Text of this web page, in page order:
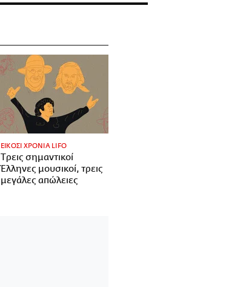
ΕΙΚΟΣΙ ΧΡΟΝΙΑ LIFO
Tρεις σημαντικοί
Έλληνες μουσικοί, τρεις
μεγάλες απώλειες